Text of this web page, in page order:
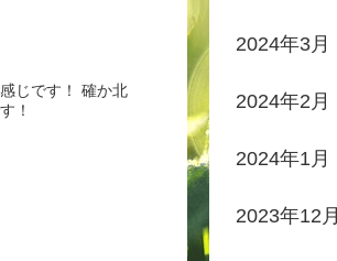
じです！ 確か北
！
2024年3月
2024年2月
2024年1月
2023年12月